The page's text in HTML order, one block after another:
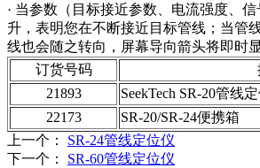
· 当参数（目标接近参数、电流强度、
升，表明您在不断接近目标管线；当管
线也会随之转向，屏幕导向箭头将即时
订货号码
21893
SeekTech SR-20管线
22173
SR-20/SR-24便携箱
上一个： SR-24管线定位仪
下一个： SR-60管线定位仪